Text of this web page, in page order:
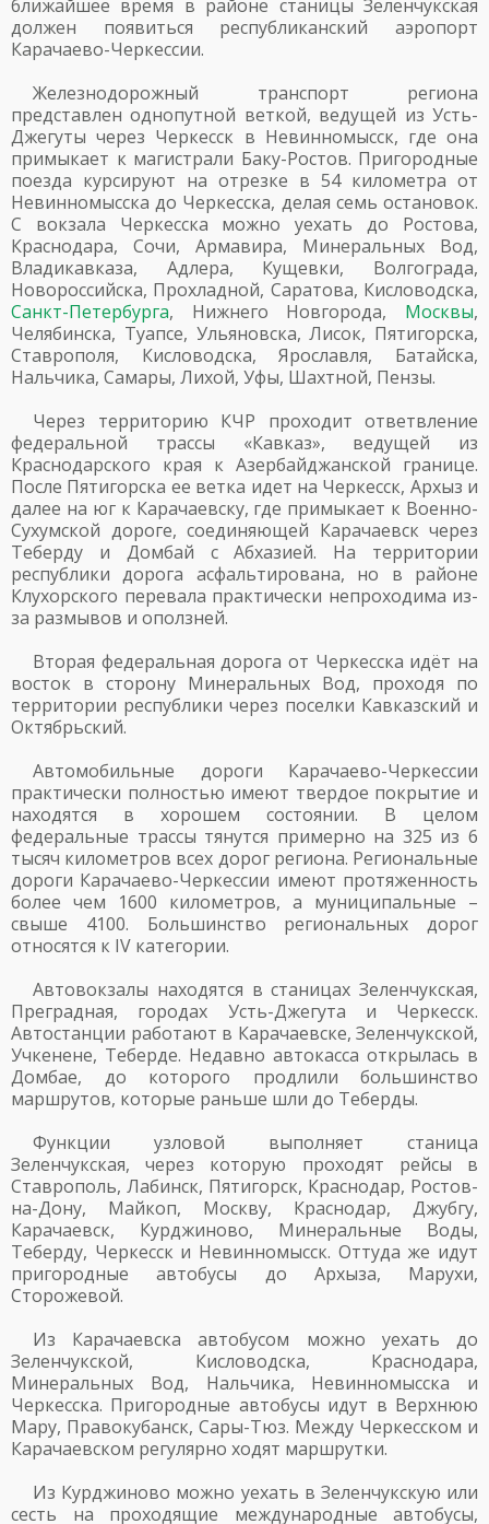
ближайшее время в районе станицы Зеленчукская
должен появиться республиканский аэропорт
Карачаево-Черкессии.
Железнодорожный транспорт региона
представлен однопутной веткой, ведущей из Усть-
Джегуты через Черкесск в Невинномысск, где она
примыкает к магистрали Баку-Ростов. Пригородные
поезда курсируют на отрезке в 54 километра от
Невинномысска до Черкесска, делая семь остановок.
С вокзала Черкесска можно уехать до Ростова,
Краснодара, Сочи, Армавира, Минеральных Вод,
Владикавказа, Адлера, Кущевки, Волгограда,
Новороссийска, Прохладной, Саратова, Кисловодска,
Санкт-Петербурга, Нижнего Новгорода, Москвы,
Челябинска, Туапсе, Ульяновска, Лисок, Пятигорска,
Ставрополя, Кисловодска, Ярославля, Батайска,
Нальчика, Самары, Лихой, Уфы, Шахтной, Пензы.
Через территорию КЧР проходит ответвление
федеральной трассы «Кавказ», ведущей из
Краснодарского края к Азербайджанской границе.
После Пятигорска ее ветка идет на Черкесск, Архыз и
далее на юг к Карачаевску, где примыкает к Военно-
Сухумской дороге, соединяющей Карачаевск через
Теберду и Домбай с Абхазией. На территории
республики дорога асфальтирована, но в районе
Клухорского перевала практически непроходима из-
за размывов и оползней.
Вторая федеральная дорога от Черкесска идёт на
восток в сторону Минеральных Вод, проходя по
территории республики через поселки Кавказский и
Октябрьский.
Автомобильные дороги Карачаево-Черкессии
практически полностью имеют твердое покрытие и
находятся в хорошем состоянии. В целом
федеральные трассы тянутся примерно на 325 из 6
тысяч километров всех дорог региона. Региональные
дороги Карачаево-Черкессии имеют протяженность
более чем 1600 километров, а муниципальные –
свыше 4100. Большинство региональных дорог
относятся к IV категории.
Автовокзалы находятся в станицах Зеленчукская,
Преградная, городах Усть-Джегута и Черкесск.
Автостанции работают в Карачаевске, Зеленчукской,
Учкенене, Теберде. Недавно автокасса открылась в
Домбае, до которого продлили большинство
маршрутов, которые раньше шли до Теберды.
Функции узловой выполняет станица
Зеленчукская, через которую проходят рейсы в
Ставрополь, Лабинск, Пятигорск, Краснодар, Ростов-
на-Дону, Майкоп, Москву, Краснодар, Джубгу,
Карачаевск, Курджиново, Минеральные Воды,
Теберду, Черкесск и Невинномысск. Оттуда же идут
пригородные автобусы до Архыза, Марухи,
Сторожевой.
Из Карачаевска автобусом можно уехать до
Зеленчукской, Кисловодска, Краснодара,
Минеральных Вод, Нальчика, Невинномысска и
Черкесска. Пригородные автобусы идут в Верхнюю
Мару, Правокубанск, Сары-Тюз. Между Черкесском и
Карачаевском регулярно ходят маршрутки.
Из Курджиново можно уехать в Зеленчукскую или
сесть на проходящие международные автобусы,